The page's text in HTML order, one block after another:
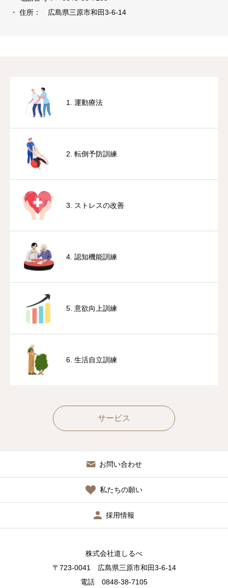
・ 住所： 広島県三原市和田3-6-14
1. 運動療法
2. 転倒予防訓練
3. ストレスの改善
4. 認知機能訓練
5. 意欲向上訓練
6. 生活自立訓練
サービス
お問い合わせ
私たちの願い
採用情報
株式会社道しるべ
〒723-0041 広島県三原市和田3-6-14
電話 0848-38-7105